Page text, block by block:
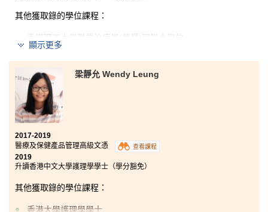
心。
其他獲取錄的學位課程：
香港理工大學職業治療學(榮譽)理學士學位
香港科技大學理學士(生物科技) (高年級入學)
香港科技大學工學士(生物工程學) (高年級入學)
香港浸會大學應用生物學理學士(榮譽) – 生物技術(高年級
入學)
東華學院健康科學學士 (榮譽) – 主修護理學(高年級入學)
兩年前，因成績未如理想，不能直升大學。因此，我因
應自己的興趣和能力，選擇入讀港大保良何鴻燊社區書
顯示更多
梁靜允 Wendy Leung
2017-2019
醫療及保健產品管理高級文憑
查看課程
2019
升讀香港中文大學護理學學士（學分豁免）
其他獲取錄的學位課程：
香港大學護理學學士